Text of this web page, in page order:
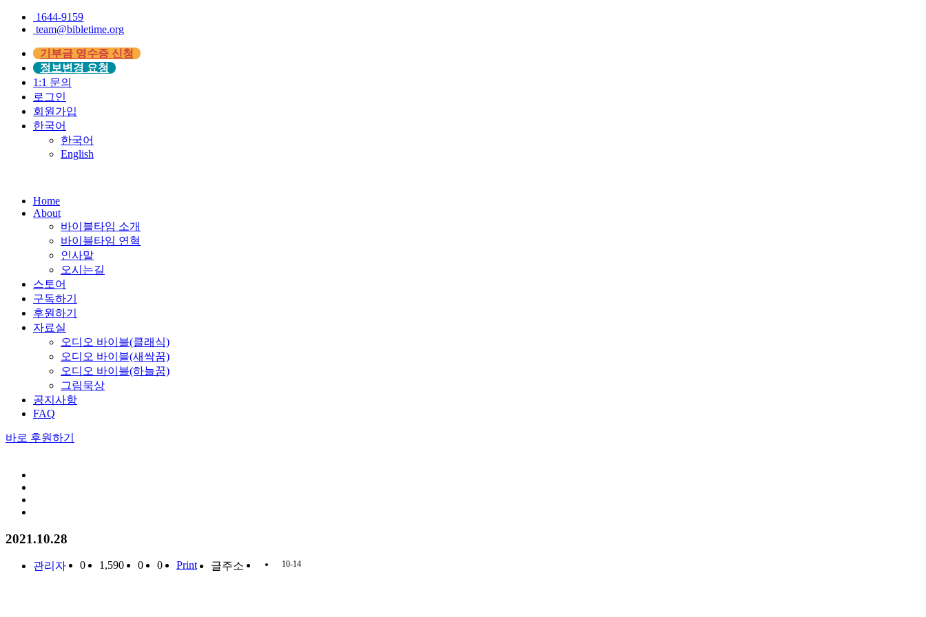
1644-9159
team@bibletime.org
기부금 영수증 신청
정보변경 요청
1:1 문의
로그인
회원가입
한국어
한국어
English
Home
About
바이블타임 소개
바이블타임 연혁
인사말
오시는길
스토어
구독하기
후원하기
자료실
오디오 바이블(클래식)
오디오 바이블(새싹꿈)
오디오 바이블(하늘꿈)
그림묵상
공지사항
FAQ
바로 후원하기
2021.10.28
관리자 0 1,590 0 0 Print 글주소 10-14